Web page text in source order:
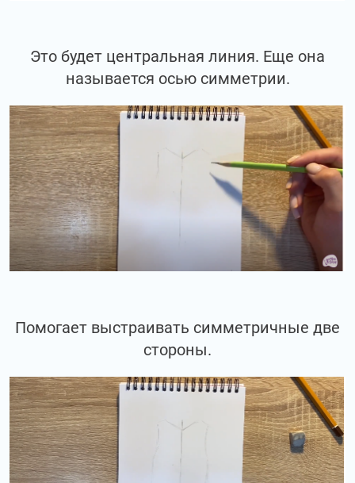
Это будет центральная линия. Еще она
называется осью симметрии.
Помогает выстраивать симметричные две
стороны.